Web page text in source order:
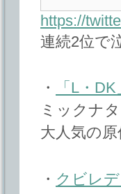
https://
連続2位で
・
「L・
ミックナタ
大人気の原
・ クビレ